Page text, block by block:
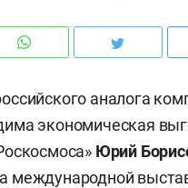
аналога
экономическая
Юрий
международной